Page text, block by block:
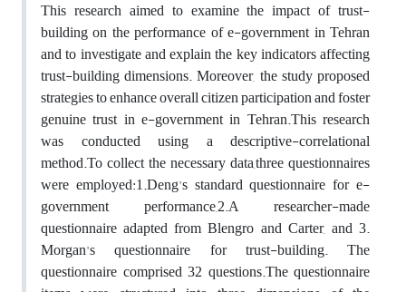
This research aimed to examine the impact of trust-
building on the performance of e-government in Tehran
and to investigate and explain the key indicators affecting
trust-building dimensions. Moreover, the study proposed
strategies to enhance overall citizen participation and foster
genuine trust in e-government in Tehran.This research
was conducted using a descriptive-correlational
method.To collect the necessary data,three questionnaires
were employed:1.Deng's standard questionnaire for e-
government performance,2.A researcher-made
questionnaire adapted from Blengro and Carter, and 3.
Morgan's questionnaire for trust-building. The
questionnaire comprised 32 questions.The questionnaire